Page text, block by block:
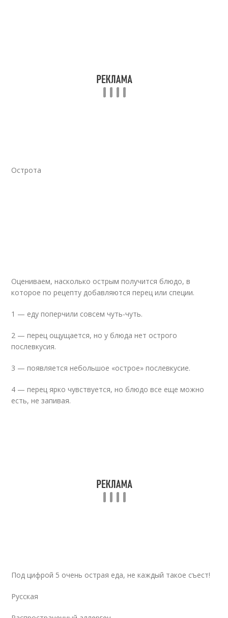
Острота
Оцениваем, насколько острым получится блюдо, в
которое по рецепту добавляются перец или специи.
1 — еду поперчили совсем чуть-чуть.
2 — перец ощущается, но у блюда нет острого
послевкусия.
3 — появляется небольшое «острое» послевкусие.
4 — перец ярко чувствуется, но блюдо все еще можно
есть, не запивая.
Под цифрой 5 очень острая еда, не каждый такое съест!
Русская